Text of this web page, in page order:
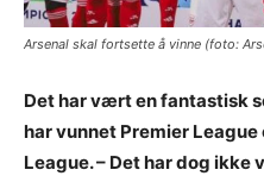
Arsenal skal fortsette å vinne (foto:
Det har vært en fantastisk
har vunnet Premier
League. – Det har dog